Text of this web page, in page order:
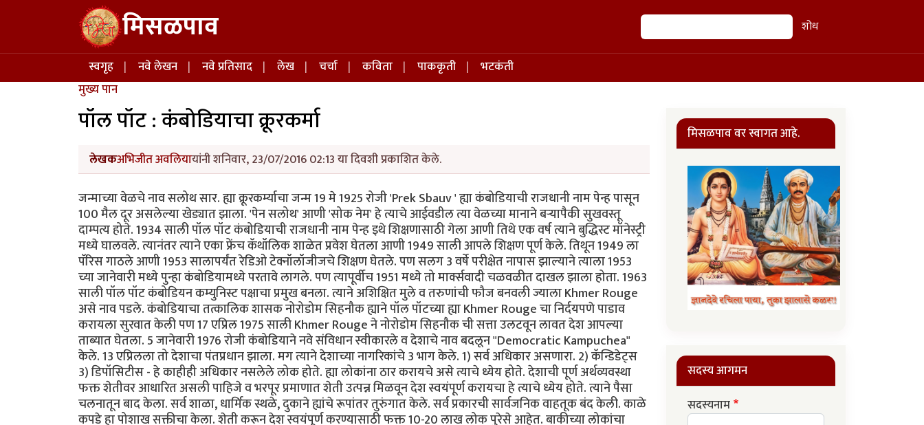
Skip to main content मिसळपाव शोध शोध
Main navigation
स्वगृह नवे लेखन नवे प्रतिसाद लेख चर्चा कविता पाककृती
भटकंती
मुख्य पान
पॉल पॉट : कंबोडियाचा क्रूरकर्मा
लेखकअभिजीत अवलियायांनी शनिवार, 23/07/2016 02:13 या दिवशी प्रकाशित केले.
जन्माच्या वेळचे नाव सलोथ सार. ह्या क्रूरकर्म्याचा जन्म 19 मे 1925 रोजी 'Prek Sbauv ' ह्या कंबोडियाची राजधानी नाम पेन्ह पासून
100 मैल दूर असलेल्या खेड्यात झाला. 'पेन सलोथ' आणी 'सोक नेम' हे त्याचे आईवडील त्या वेळच्या मानाने बऱ्यापैकी सुखवस्तू
दाम्पत्य होते. 1934 साली पॉल पॉट कंबोडियाची राजधानी नाम पेन्ह इथे शिक्षणासाठी गेला आणी तिथे एक वर्ष त्याने बुद्धिस्ट मॉनेस्ट्री
मध्ये घालवले. त्यानंतर त्याने एका फ्रेंच कॅथॉलिक शाळेत प्रवेश घेतला आणी 1949 साली आपले शिक्षण पूर्ण केले. तिथून 1949 ला
पॅरिस गाठले आणी 1953 सालापर्यंत रेडिओ टेक्नॉलॉजीजचे शिक्षण घेतले. पण सलग 3 वर्षे परीक्षेत नापास झाल्याने त्याला 1953
च्या जानेवारी मध्ये पुन्हा कंबोडियामध्ये परतावे लागले. पण त्यापूर्वीच 1951 मध्ये तो मार्क्सवादी चळवळीत दाखल झाला होता. 1963
साली पॉल पॉट कंबोडियन कम्युनिस्ट पक्षाचा प्रमुख बनला. त्याने अशिक्षित मुले व तरुणांची फौज बनवली ज्याला Khmer Rouge
असे नाव पडले. कंबोडियाचा तत्कालिक शासक नोरोडोम सिहनौक ह्याने पॉल पॉटच्या ह्या Khmer Rouge चा निर्दयपणे पाडाव
करायला सुरवात केली पण 17 एप्रिल 1975 साली Khmer Rouge ने नोरोडोम सिहनौक ची सत्ता उलटवून लावत देश आपल्या
ताब्यात घेतला. 5 जानेवारी 1976 रोजी कंबोडियाने नवे संविधान स्वीकारले व देशाचे नाव बदलून "Democratic Kampuchea"
केले. 13 एप्रिलला तो देशाचा पंतप्रधान झाला. मग त्याने देशाच्या नागरिकांचे 3 भाग केले. 1) सर्व अधिकार असणारा. 2) कॅन्डिडेट्स
3) डिपॉसिटीस - हे काहीही अधिकार नसलेले लोक होते. ह्या लोकांना ठार करायचे असे त्याचे ध्येय होते. देशाची पूर्ण अर्थव्यवस्था
फक्त शेतीवर आधारित असली पाहिजे व भरपूर प्रमाणात शेती उत्पन्न मिळवून देश स्वयंपूर्ण करायचा हे त्याचे ध्येय होते. त्याने पैसा
चलनातून बाद केला. सर्व शाळा, धार्मिक स्थळे, दुकाने ह्यांचे रूपांतर तुरुंगात केले. सर्व प्रकारची सार्वजनिक वाहतूक बंद केली. काळे
कपडे हा पोशाख सक्तीचा केला. शेती करून देश स्वयंपूर्ण करण्यासाठी फक्त 10-20 लाख लोक पुरेसे आहेत. बाकीच्या लोकांचा
मिसळपाव वर स्वागत आहे.
सदस्य आगमन
सदस्यनाम